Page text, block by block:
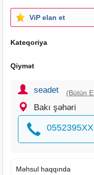
ViP elan et
Kateqoriya
Qiymət
seadet (Bütün
Bakı şəhəri
Məhsul haqqında